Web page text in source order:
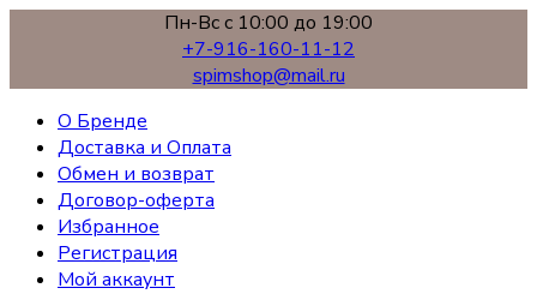
Пн-Вс с 10:00 до 19:00
+7-916-160-11-12
spimshop@mail.ru
О Бренде
Доставка и Оплата
Обмен и возврат
Договор-оферта
Избранное
Регистрация
Мой аккаунт